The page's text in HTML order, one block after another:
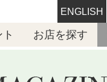
ENGLISH
お店を探す